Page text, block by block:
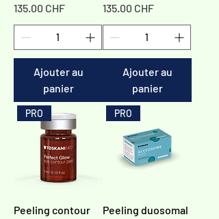
Prix
135.00 CHF
Ajouter au
panier
Prix
135.00 CHF
Ajouter au
panier
PRO
Peeling contour
PRO
Peeling duosomal